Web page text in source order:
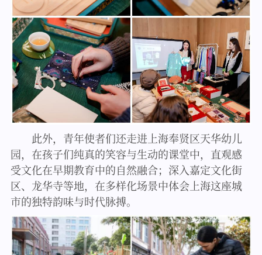
此外，青年使者们还走进上海奉贤区天华幼儿
园，在孩子们纯真的笑容与生动的课堂中，直观感
受文化在早期教育中的自然融合；深入嘉定文化街
区、龙华寺等地，在多样化场景中体会上海这座城
市的独特韵味与时代脉搏。